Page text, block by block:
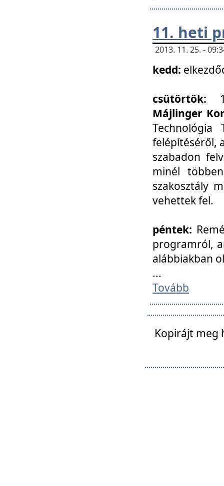
11. heti
2013. 11. 25. -
kedd:
csütörtök:
Májlinger
Technológia
felépítéséről,
szabadon
minél
szakosztály
vehettek fel.
péntek:
programról,
alábbiakban
...
Tovább
Kopirájt meg